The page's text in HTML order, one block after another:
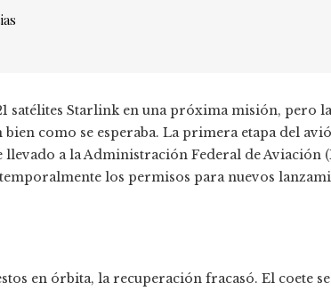
satélites Starlink en una próxima misión, pero
como se esperaba. La primera etapa del
a la Administración Federal de Aviación
los permisos para nuevos
en órbita, la recuperación fracasó. El coete